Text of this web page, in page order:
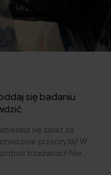
się badaniu
się zaraz za
przeczytaj! W
trzeźwości! Nie